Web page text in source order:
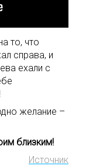
то, что
справа, и
ехали с
желание –
близким!
Источник